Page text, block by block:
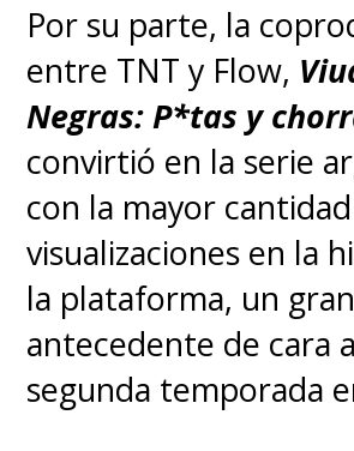
Por su parte, la
entre TNT y Flow,
Negras: P*tas y
convirtió en la serie
con la mayor
visualizaciones en la
la plataforma, un gran
antecedente de cara
segunda temporada